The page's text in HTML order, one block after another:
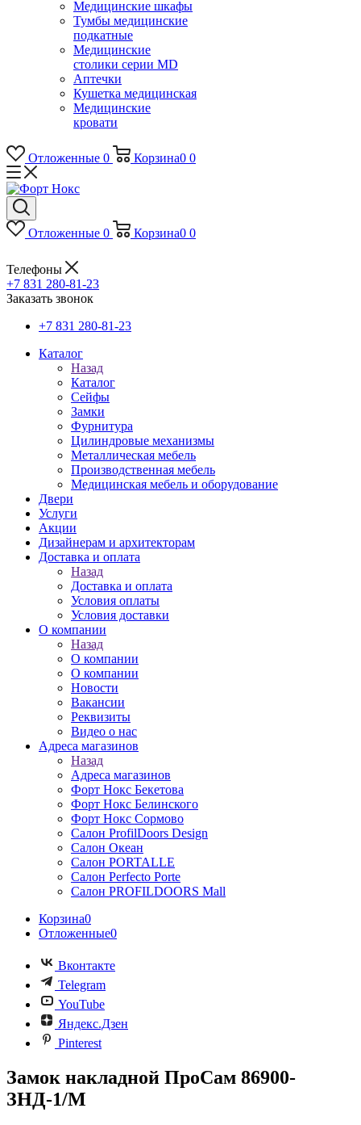
Медицинские шкафы
Тумбы медицинские
подкатные
Медицинские
столики серии MD
Аптечки
Кушетка медицинская
Медицинские
кровати
Отложенные 0 Корзина0 0
Отложенные 0 Корзина0 0
Телефоны
+7 831 280-81-23
Заказать звонок
+7 831 280-81-23
Каталог
Назад
Каталог
Сейфы
Замки
Фурнитура
Цилиндровые механизмы
Металлическая мебель
Производственная мебель
Медицинская мебель и оборудование
Двери
Услуги
Акции
Дизайнерам и архитекторам
Доставка и оплата
Назад
Доставка и оплата
Условия оплаты
Условия доставки
О компании
Назад
О компании
О компании
Новости
Вакансии
Реквизиты
Видео о нас
Адреса магазинов
Назад
Адреса магазинов
Форт Нокс Бекетова
Форт Нокс Белинского
Форт Нокс Сормово
Салон ProfilDoors Design
Салон Океан
Салон PORTALLE
Салон Perfecto Portе
Салон PROFILDOORS Mall
Корзина0
Отложенные0
Вконтакте
Telegram
YouTube
Яндекс.Дзен
Pinterest
Замок накладной ПроСам 86900-
ЗНД-1/М